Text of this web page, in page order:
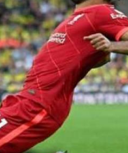
الدوري السعودي
الدوري المصري
دوري أبطال أفريقيا